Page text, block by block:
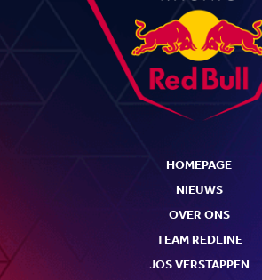
HOMEPAGE
NIEUWS
OVER ONS
TEAM REDLINE
JOS VERSTAPPEN